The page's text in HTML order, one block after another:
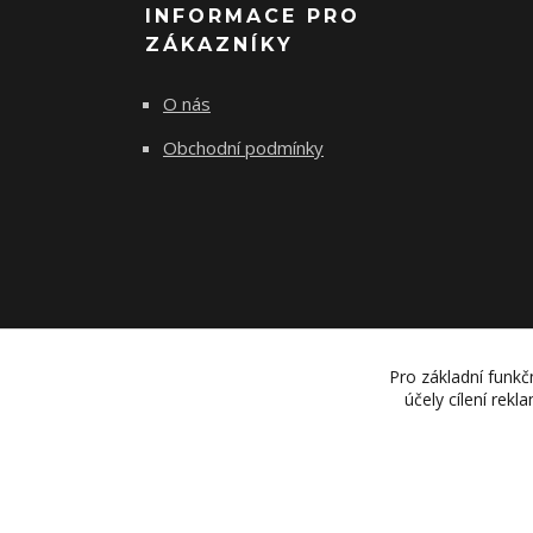
INFORMACE PRO
ZÁKAZNÍKY
O nás
Obchodní podmínky
Pro základní
účely cílení